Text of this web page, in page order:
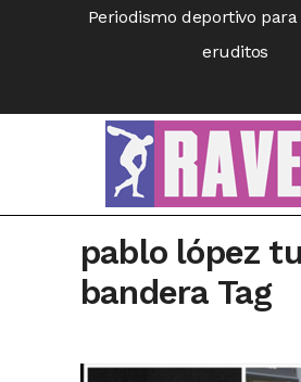
Periodismo deportivo
eruditos
pablo lópez tu
bandera Tag